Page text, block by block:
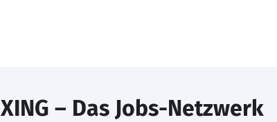
XING – Das Jobs-Netzwerk